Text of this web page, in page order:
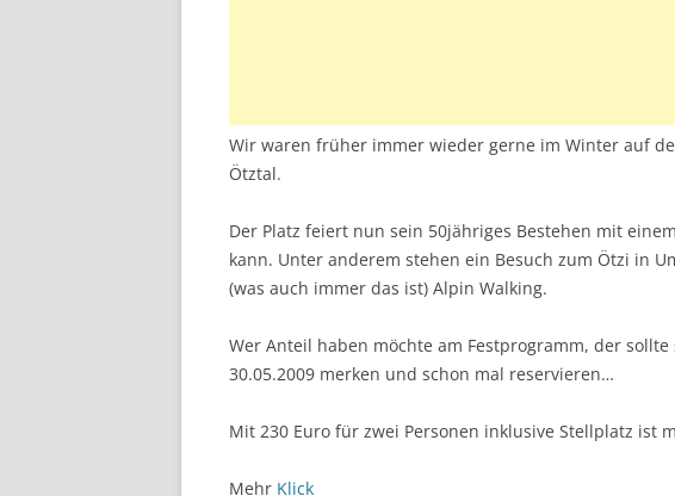
Wir waren früher immer wieder gerne im Winter auf
Ötztal.
Der Platz feiert nun sein 50jähriges Bestehen mit
kann. Unter anderem stehen ein Besuch zum Ötzi in
(was auch immer das ist) Alpin Walking.
Wer Anteil haben möchte am Festprogramm, der
30.05.2009 merken und schon mal reservieren…
Mit 230 Euro für zwei Personen inklusive Stellplatz ist
Mehr Klick